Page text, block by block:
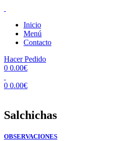
Inicio
Menú
Contacto
Hacer Pedido
0 0.00€
0 0.00€
Salchichas
OBSERVACIONES